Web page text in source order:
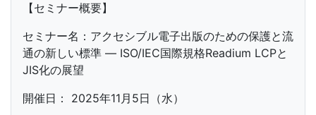
【セミナー概要】
セミナー名：アクセシブル電子出版のための保護と流
通の新しい標準 ― ISO/IEC国際規格Readium LCPと
JIS化の展望
開催日： 2025年11月5日（水）